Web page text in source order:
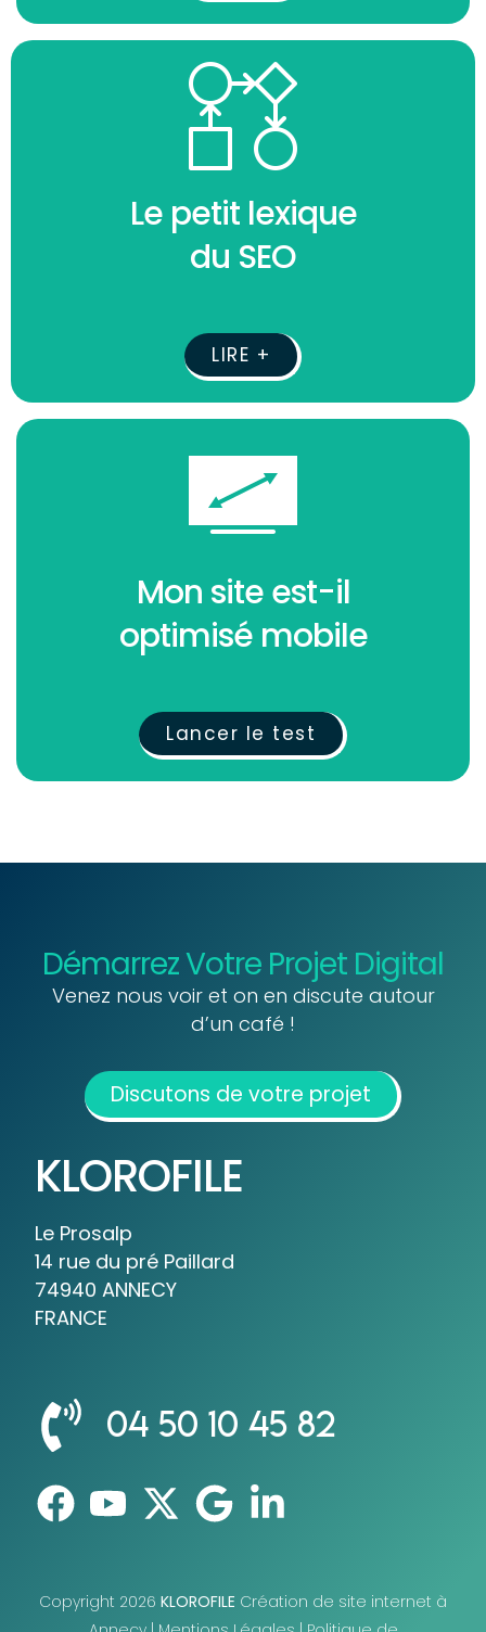
Le petit lexique
du SEO
LIRE +
Mon site est-il
optimisé mobile
Lancer le test
Démarrez Votre Projet Digital
Venez nous voir et on en discute autour
d’un café !
Discutons de votre projet
KLOROFILE
Le Prosalp
14 rue du pré Paillard
74940 ANNECY
FRANCE
04 50 10 45 82
Copyright 2026 KLOROFILE Création de site internet à